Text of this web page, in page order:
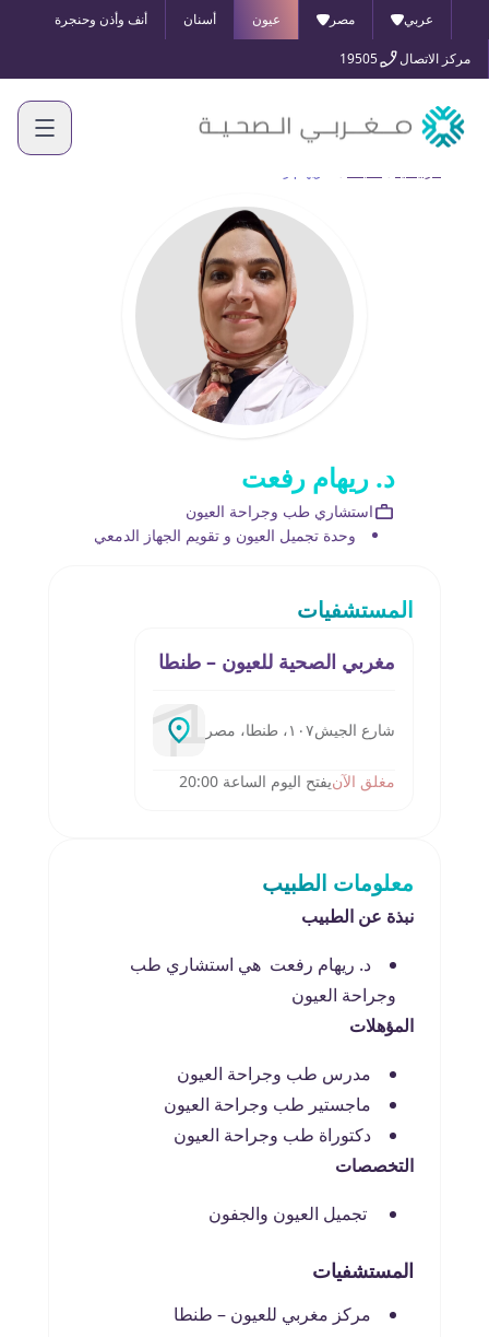
عربي مصر عيون أسنان أنف وأذن وحنجرة
مركز الاتصال 19505
د. ريهام رفعت
استشاري طب وجراحة العيون
وحدة تجميل العيون و تقويم الجهاز الدمعي
المستشفيات
مغربي الصحية للعيون – طنطا
شارع الجيش١٠٧، طنطا، مصر
مغلق الآنيفتح اليوم الساعة 20:00
معلومات الطبيب
نبذة عن الطبيب
د. ريهام رفعت هي استشاري طب
وجراحة العيون
المؤهلات
مدرس طب وجراحة العيون
ماجستير طب وجراحة العيون
دكتوراة طب وجراحة العيون
التخصصات
تجميل العيون والجفون
المستشفيات
مركز مغربي للعيون – طنطا